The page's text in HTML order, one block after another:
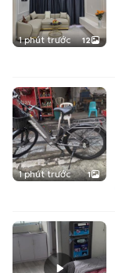
1 phút trước 12
1 phút trước 1